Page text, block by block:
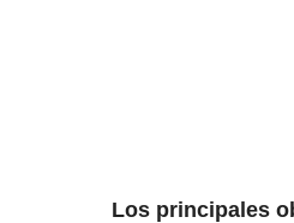
Los principales